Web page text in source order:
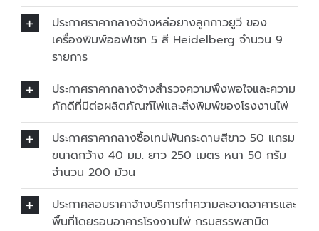
ประกาศราคากลางจ้างหล่อยางลูกกาวยูวี ของ
เครื่องพิมพ์ออฟเซท 5 สี Heidelberg จำนวน 9
รายการ
ประกาศราคากลางจ้างสำรวจความพึงพอใจและความ
ภักดีที่มีต่อผลิตภัณฑ์ไพ่และสิ่งพิมพ์ของโรงงานไพ่
ประกาศราคากลางซื้อเทปพันกระดาษสีขาว 50 แกรม
ขนาดกว้าง 40 มม. ยาว 250 เมตร หนา 50 กรัม
จำนวน 200 ม้วน
ประกาศสอบราคาจ้างบริการทำความสะอาดอาคารและ
พื้นที่โดยรอบอาคารโรงงานไพ่ กรมสรรพสามิต